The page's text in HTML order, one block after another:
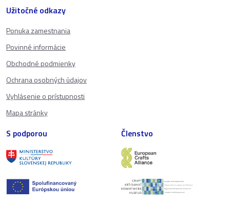
Užitočné odkazy
Ponuka zamestnania
Povinné informácie
Obchodné podmienky
Ochrana osobných údajov
Vyhlásenie o prístupnosti
Mapa stránky
S podporou Členstvo